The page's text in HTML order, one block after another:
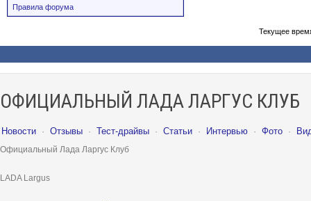
Правила форума
Текущее
ОФИЦИАЛЬНЫЙ ЛАДА ЛАРГУС КЛУБ
Новости · Отзывы · Тест-драйвы · Статьи · Интервью · Фото ·
Официальный Лада Ларгус Клуб
LADA Largus